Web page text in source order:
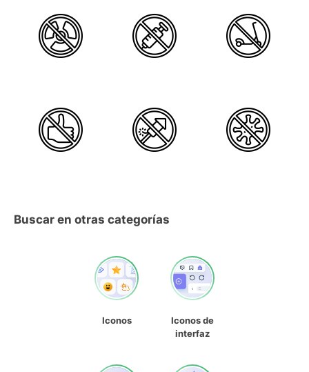
Buscar en otras categorías
Iconos
Iconos de
interfaz